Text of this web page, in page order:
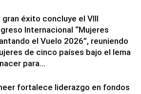
gran éxito concluye el VIII
Internacional “Mujeres
el Vuelo 2026”, reuniendo
de cinco países bajo el lema
para...
fortalece liderazgo en fondos